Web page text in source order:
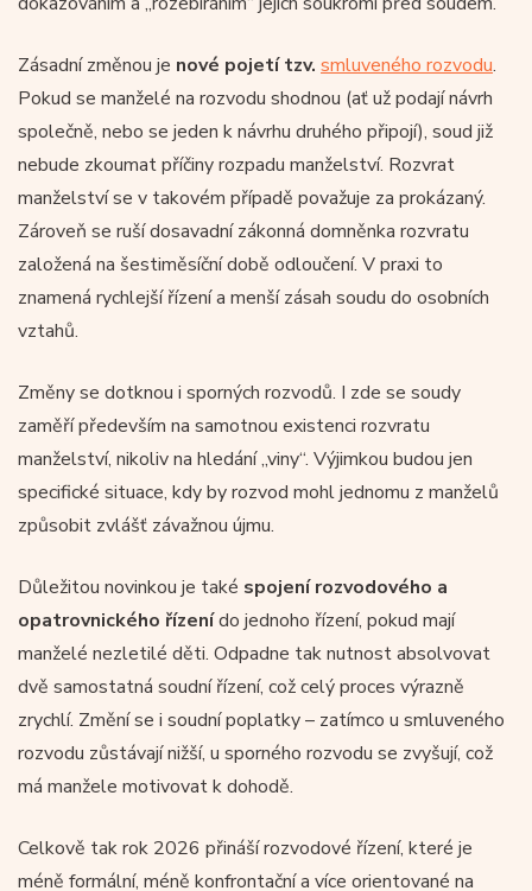
Zásadní změnou je nové pojetí tzv. smluveného rozvodu.
Pokud se manželé na rozvodu shodnou (ať už podají návrh
společně, nebo se jeden k návrhu druhého připojí), soud již
nebude zkoumat příčiny rozpadu manželství. Rozvrat
manželství se v takovém případě považuje za prokázaný.
Zároveň se ruší dosavadní zákonná domněnka rozvratu
založená na šestiměsíční době odloučení. V praxi to
znamená rychlejší řízení a menší zásah soudu do osobních
vztahů.
Změny se dotknou i sporných rozvodů. I zde se soudy
zaměří především na samotnou existenci rozvratu
manželství, nikoliv na hledání „viny“. Výjimkou budou jen
specifické situace, kdy by rozvod mohl jednomu z manželů
způsobit zvlášť závažnou újmu.
Důležitou novinkou je také spojení rozvodového a
opatrovnického řízenído jednoho řízení, pokud mají
manželé nezletilé děti. Odpadne tak nutnost absolvovat
dvě samostatná soudní řízení, což celý proces výrazně
zrychlí. Změní se i soudní poplatky – zatímco u smluveného
rozvodu zůstávají nižší, u sporného rozvodu se zvyšují, což
má manžele motivovat k dohodě.
Celkově tak rok 2026 přináší rozvodové řízení, které je
méně formální, méně konfrontační a více orientované na